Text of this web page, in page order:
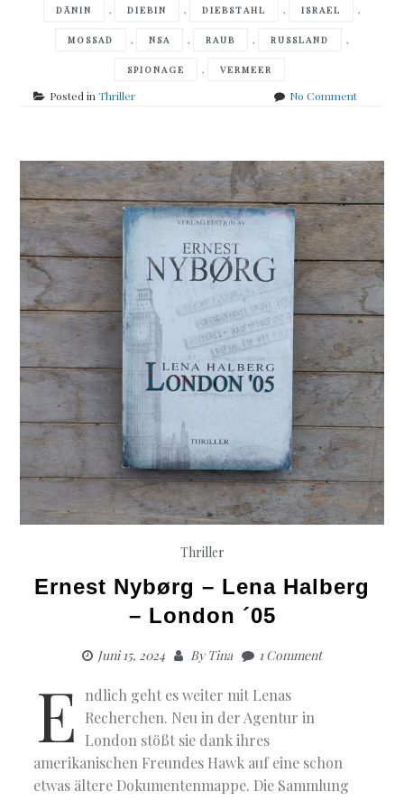
DÄNIN , DIEBIN , DIEBSTAHL , ISRAEL ,
MOSSAD , NSA , RAUB , RUSSLAND ,
SPIONAGE , VERMEER
Posted inThriller No Commenton
the
collector
Thriller
Ernest Nybørg – Lena Halberg
– London ´05
Juni 15, 2024 ByTina 1 Comment
E
ndlich geht es weiter mit Lenas
Recherchen. Neu in der Agentur in
London stößt sie dank ihres
amerikanischen Freundes Hawk auf eine schon
etwas ältere Dokumentenmappe. Die Sammlung